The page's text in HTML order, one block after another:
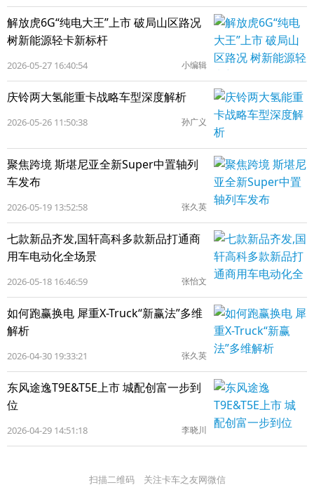
解放虎6G“纯电大王”上市 破局山区路况
树新能源轻卡新标杆
2026-05-27 16:40:54 小编辑
庆铃两大氢能重卡战略车型深度解析
2026-05-26 11:50:38 孙广义
聚焦跨境 斯堪尼亚全新Super中置轴列
车发布
2026-05-19 13:52:58 张久英
七款新品齐发,国轩高科多款新品打通商
用车电动化全场景
2026-05-18 16:46:59 张怡文
如何跑赢换电 犀重X-Truck“新赢法”多维
解析
2026-04-30 19:33:21 张久英
东风途逸T9E&T5E上市 城配创富一步到
位
2026-04-29 14:51:18 李晓川
扫描二维码 关注卡车之友网微信